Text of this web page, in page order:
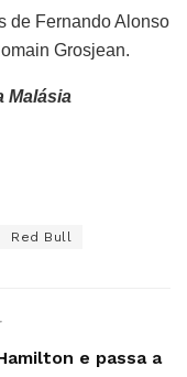
de Fernando Alonso
Grosjean.
Malásia
Red Bull
e passa a